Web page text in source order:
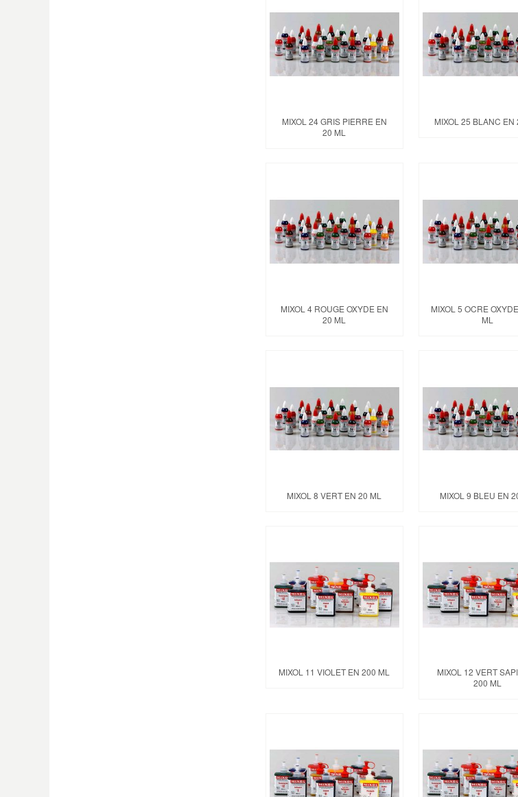
MIXOL 24 GRIS PIERRE EN
20 ML
MIXOL 25 BLANC EN
MIXOL 4 ROUGE OXYDE EN
20 ML
MIXOL 5 OCRE
ML
MIXOL 8 VERT EN 20 ML MIXOL 9 BLEU EN
MIXOL 11 VIOLET EN 200 ML
MIXOL 12 VERT
200 ML